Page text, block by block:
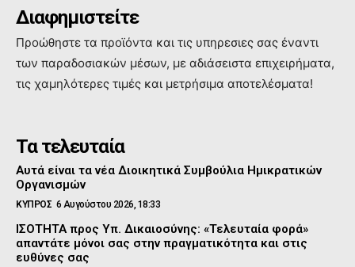
Διαφημιστείτε
Προώθηστε τα προϊόντα και τις υπηρεσιες σας έναντι
των παραδοσιακών μέσων, με αδιάσειστα επιχειρήματα,
τις χαμηλότερες τιμές και μετρήσιμα αποτελέσματα!
Τα τελευταία
Αυτά είναι τα νέα Διοικητικά Συμβούλια Ημικρατικών
Οργανισμών
ΚΥΠΡΟΣ 6 Αυγούστου 2026, 18:33
ΙΣΟΤΗΤΑ προς Υπ. Δικαιοσύνης: «Τελευταία φορά»
απαντάτε μόνοι σας στην πραγματικότητα και στις
ευθύνες σας